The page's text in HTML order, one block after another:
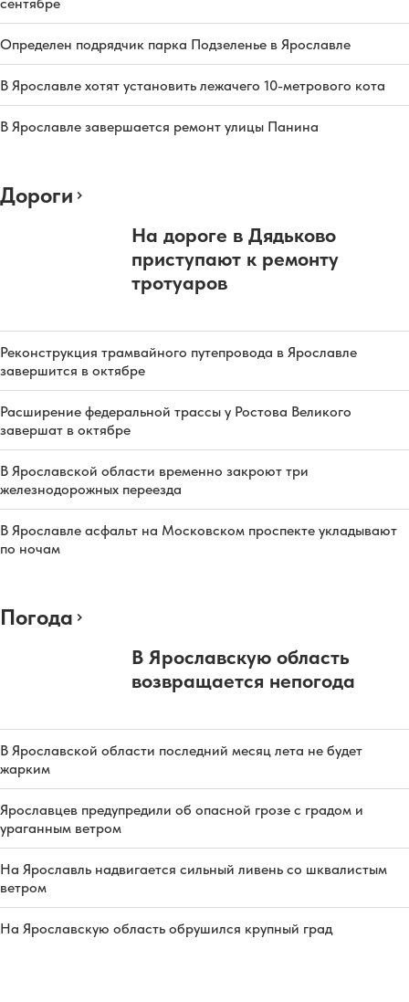
сентябре
Определен подрядчик парка Подзеленье в Ярославле
В Ярославле хотят установить лежачего 10-метрового кота
В Ярославле завершается ремонт улицы Панина
Дороги
На дороге в Дядьково
приступают к ремонту
тротуаров
Реконструкция трамвайного путепровода в Ярославле
завершится в октябре
Расширение федеральной трассы у Ростова Великого
завершат в октябре
В Ярославской области временно закроют три
железнодорожных переезда
В Ярославле асфальт на Московском проспекте укладывают
по ночам
Погода
В Ярославскую область
возвращается непогода
В Ярославской области последний месяц лета не будет
жарким
Ярославцев предупредили об опасной грозе с градом и
ураганным ветром
На Ярославль надвигается сильный ливень со шквалистым
ветром
На Ярославскую область обрушился крупный град